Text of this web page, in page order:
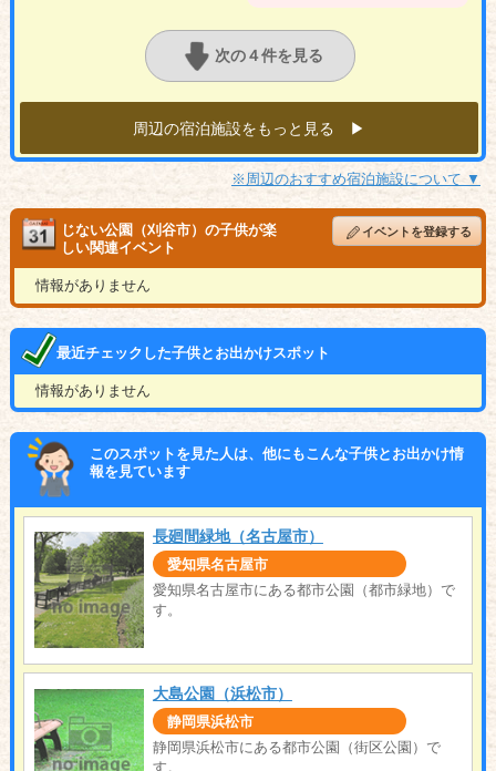
次の４件を見る
周辺の宿泊施設をもっと見る ▶︎
※周辺のおすすめ宿泊施設について ▼
じない公園（刈谷市）の子供が楽
しい関連イベント
イベントを登録する
情報がありません
最近チェックした子供とお出かけスポット
情報がありません
このスポットを見た人は、他にもこんな子供とお出かけ情
報を見ています
長廻間緑地（名古屋市）
愛知県名古屋市
愛知県名古屋市にある都市公園（都市緑地）で
す。
大島公園（浜松市）
静岡県浜松市
静岡県浜松市にある都市公園（街区公園）で
す。